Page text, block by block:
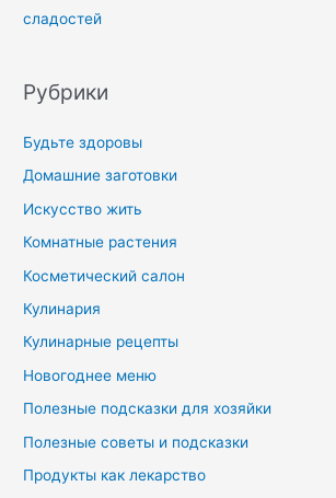
сладостей
Рубрики
Будьте здоровы
Домашние заготовки
Искусство жить
Комнатные растения
Косметический салон
Кулинария
Кулинарные рецепты
Новогоднее меню
Полезные подсказки для хозяйки
Полезные советы и подсказки
Продукты как лекарство